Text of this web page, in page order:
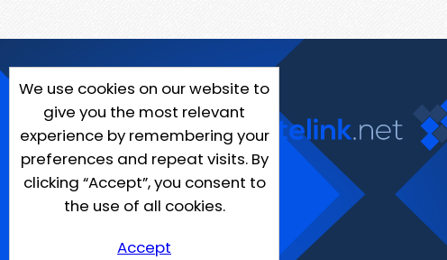
We use cookies on our website to
give you the most relevant
experience by remembering your
preferences and repeat visits. By
clicking “Accept”, you consent to
the use of all cookies.
Accept